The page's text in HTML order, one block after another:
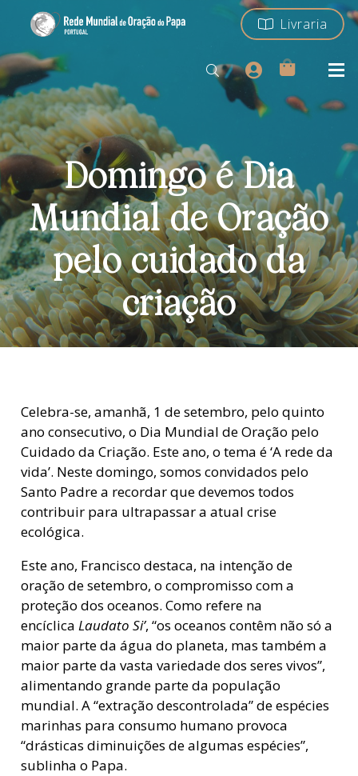
Livraria
Domingo é Dia
Mundial de Oração
pelo cuidado da
criação
Celebra-se, amanhã, 1 de setembro, pelo quinto
ano consecutivo, o Dia Mundial de Oração pelo
Cuidado da Criação. Este ano, o tema é ‘A rede da
vida’. Neste domingo, somos convidados pelo
Santo Padre a recordar que devemos todos
contribuir para ultrapassar a atual crise
ecológica.
Este ano, Francisco destaca, na intenção de
oração de setembro, o compromisso com a
proteção dos oceanos. Como refere na
encíclica Laudato Si’, “os oceanos contêm não só a
maior parte da água do planeta, mas também a
maior parte da vasta variedade dos seres vivos”,
alimentando grande parte da população
mundial. A “extração descontrolada” de espécies
marinhas para consumo humano provoca
“drásticas diminuições de algumas espécies”,
sublinha o Papa.